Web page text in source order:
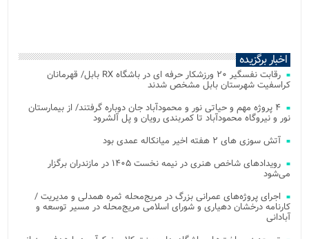
اخبار برگزیده
رقابت نفسگیر ۲۰ ورزشکار حرفه ای در باشگاه RX بابل/ قهرمانان
کراسفیت شهرستان بابل مشخص شدند
۴ پروژه مهم و حیاتی نور و محمودآباد جان دوباره گرفتند/ از بیمارستان
نور و نیروگاه محمودآباد تا کمربندی رویان و پل آلشرود
آتش‌ سوزی‌ های ۲ هفته اخیر میانکاله عمدی بود
رویدادهای شاخص هنری در نیمه نخست ۱۴۰۵ در مازندران برگزار
می‌شود
اجرای پروژه‌های عمرانی بزرگ در مریج‌محله ثمره همدلی و مدیریت /
کارنامه درخشان دهیاری و شورای اسلامی مریج‌محله در مسیر توسعه و
آبادانی